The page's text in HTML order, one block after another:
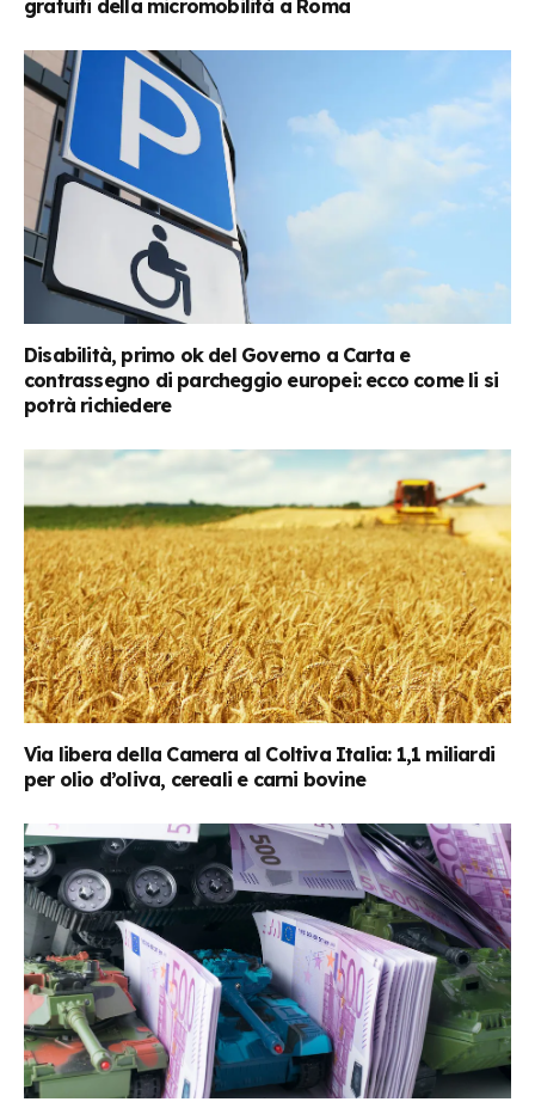
gratuiti della micromobilità a Roma
Disabilità, primo ok del Governo a Carta e
contrassegno di parcheggio europei: ecco come li si
potrà richiedere
Via libera della Camera al Coltiva Italia: 1,1 miliardi
per olio d’oliva, cereali e carni bovine